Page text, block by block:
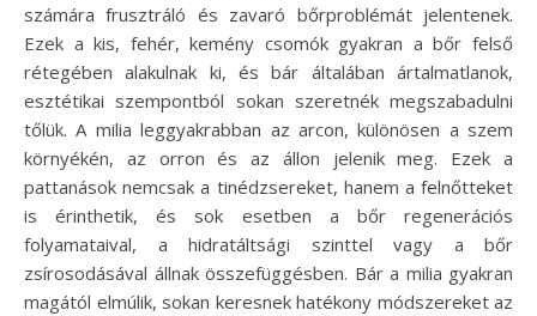
számára frusztráló és zavaró bőrproblémát jelentenek.
Ezek a kis, fehér, kemény csomók gyakran a bőr felső
rétegében alakulnak ki, és bár általában ártalmatlanok,
esztétikai szempontból sokan szeretnék megszabadulni
tőlük. A milia leggyakrabban az arcon, különösen a szem
környékén, az orron és az állon jelenik meg. Ezek a
pattanások nemcsak a tinédzsereket, hanem a felnőtteket
is érinthetik, és sok esetben a bőr regenerációs
folyamataival, a hidratáltsági szinttel vagy a bőr
zsírosodásával állnak összefüggésben. Bár a milia gyakran
magától elmúlik, sokan keresnek hatékony módszereket az